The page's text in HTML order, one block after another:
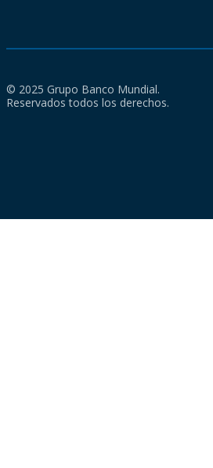
© 2025 Grupo Banco Mundial.
Reservados todos los derechos.